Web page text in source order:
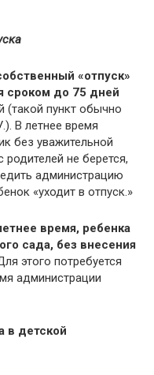
«отпуск»
сроком до 75 дней
(такой пункт обычно
В летнее время
без уважительной
родителей не берется,
администрацию
«уходит в отпуск.»
время, ребенка
сада, без внесения
этого потребуется
администрации
в детской